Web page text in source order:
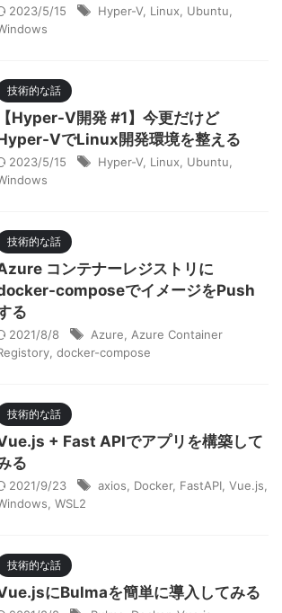
2023/5/15 Hyper-V, Linux Ubuntu
技術的な話
【Hyper-V開発 #1】今更だけど
VでLinux開発環境を整える
2023/5/15 Hyper-V, Linux Ubuntu
技術的な話
コンテナーレジストリに
composeでイメージをPush
る
2021/8/8 Azure
Azure Container
docker-compose
技術的な話
+ Fast APIでアプリを構築して
る
2021/9/23 axios Docker, FastAPI Vue.js
WSL2
技術的な話
にBulmaを簡単に導入してみる